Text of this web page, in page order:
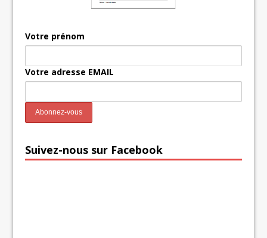
Votre prénom
Votre adresse EMAIL
Suivez-nous sur Facebook